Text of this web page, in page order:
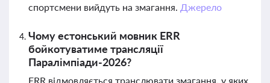
спортсмени вийдуть на змагання. Джерело
Чому естонський мовник ERR
бойкотуватиме трансляції
Паралімпіади-2026?
ERR відмовляється транслювати змагання, у яких